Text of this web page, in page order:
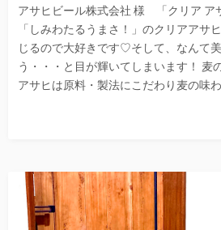
アサヒビール株式会社 様 「クリア
「しみわたるうまさ！」のクリアアサ
じるので大好きです♡そして、なんて
う・・・と目が輝いてしまいます！ 麦
アサヒは原料・製法にこだわり麦の味